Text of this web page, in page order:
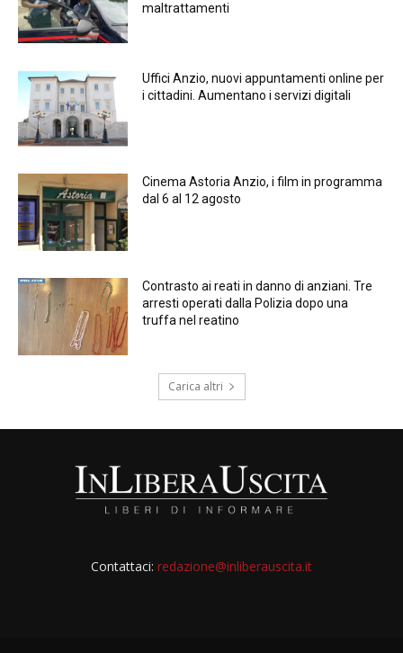
maltrattamenti
Uffici Anzio, nuovi appuntamenti online per
i cittadini. Aumentano i servizi digitali
Cinema Astoria Anzio, i film in programma
dal 6 al 12 agosto
Contrasto ai reati in danno di anziani. Tre
arresti operati dalla Polizia dopo una
truffa nel reatino
Carica altri
Contattaci: redazione@inliberauscita.it